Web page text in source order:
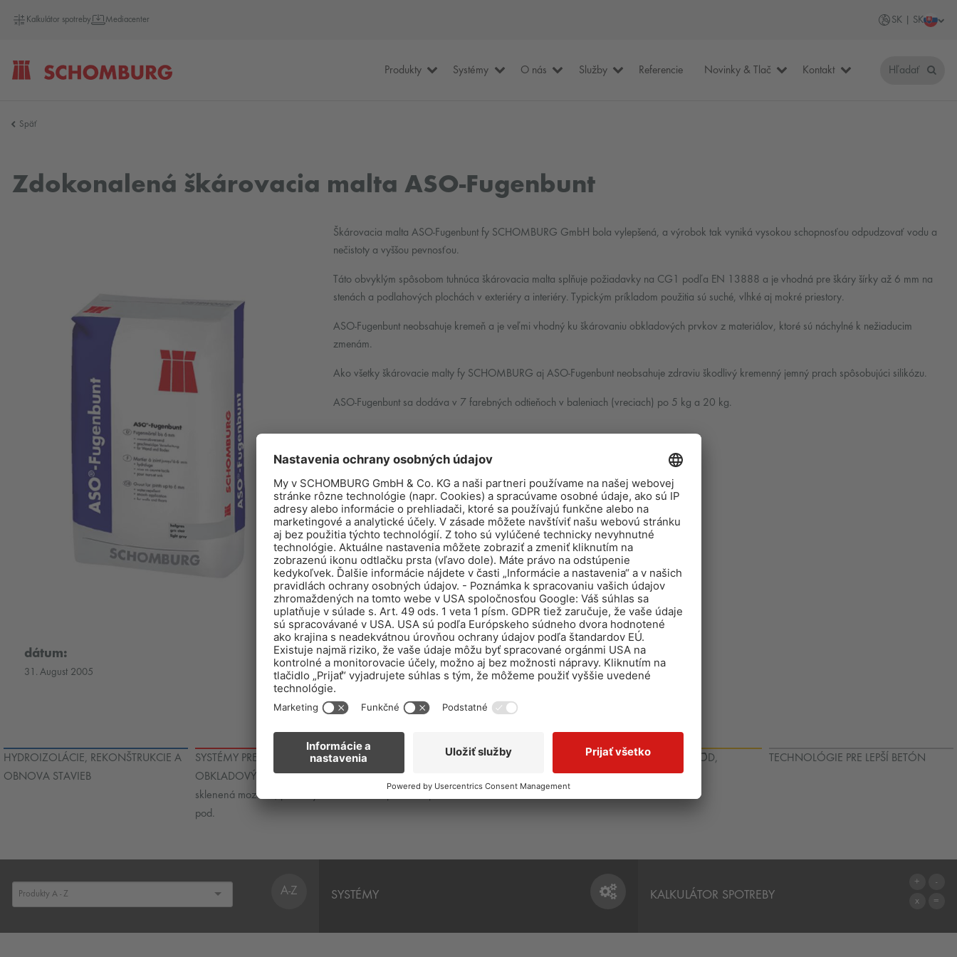
Kalkulátor spotreby Mediacenter SK | SK
Produkty Systémy O nás Služby Referencie Novinky & Tlač Kontakt Hľadať
Späť
Zdokonalená škárovacia malta ASO-Fugenbunt
Škárovacia malta ASO-Fugenbunt fy SCHOMBURG GmbH bola vylepšená, a výrobok tak vyniká vysokou schopnosťou odpudzovať vodu a
nečistoty a vyššou pevnosťou.
Táto obvyklým spôsobom tuhnúca škárovacia malta splňuje požiadavky na CG1 podľa EN 13888 a je vhodná pre škáry šírky až 6 mm na
stenách a podlahových plochách v exteriéry a interiéry. Typickým príkladom použitia sú suché, vlhké aj mokré priestory.
ASO-Fugenbunt neobsahuje kremeň a je veľmi vhodný ku škárovaniu obkladových prvkov z materiálov, ktoré sú náchylné k nežiaducim
zmenám.
Ako všetky škárovacie malty fy SCHOMBURG aj ASO-Fugenbunt neobsahuje zdraviu škodlivý kremenný jemný prach spôsobujúci silikózu.
ASO-Fugenbunt sa dodáva v 7 farebných odtieňoch v baleniach (vreciach) po 5 kg a 20 kg.
dátum:
31. August 2005
HYDROIZOLÁCIE, REKONŠTRUKCIE A
OBNOVA STAVIEB
SYSTÉMY PRE POKLADANIE
OBKLADOVÝCH PRVKOV - keramika,
sklenená mozaika, prírodný kameň a
pod.
SORTIMENT PRE PODLAHÁROV -
pokladanie kobercov, PVC, linolea,
OCHRANA SPODNÝCH VȎD,
PRIEMYSELNÉ PODLAHY
TECHNOLÓGIE PRE LEPŠÍ BETÓN
A-Z SYSTÉMY KALKULÁTOR SPOTREBY